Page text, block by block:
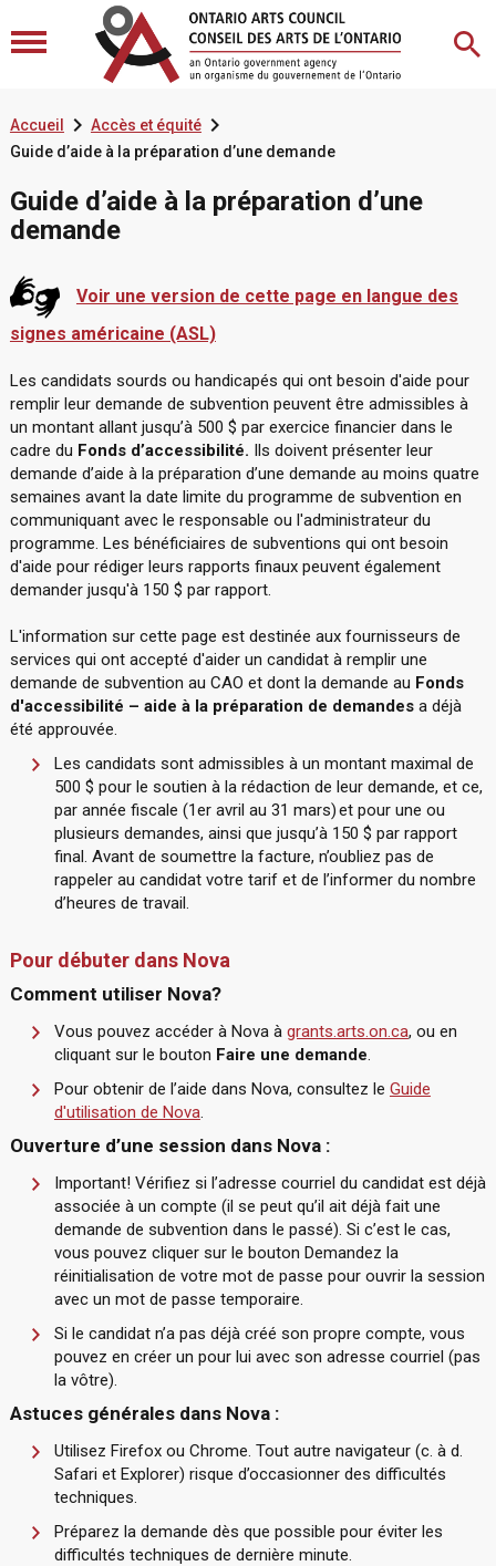
Accueil  Accès et équité
Guide d’aide à la préparation d’une demande
Guide d’aide à la préparation d’une
demande
Voir une version de cette page en langue des
signes américaine (ASL)
Les candidats sourds ou handicapés qui ont besoin d'aide pour
remplir leur demande de subvention peuvent être admissibles à
un montant allant jusqu’à 500 $ par exercice financier dans le
cadre du Fonds d’accessibilité. Ils doivent présenter leur
demande d’aide à la préparation d’une demande au moins quatre
semaines avant la date limite du programme de subvention en
communiquant avec le responsable ou l'administrateur du
programme. Les bénéficiaires de subventions qui ont besoin
d'aide pour rédiger leurs rapports finaux peuvent également
demander jusqu'à 150 $ par rapport.
L'information sur cette page est destinée aux fournisseurs de
services qui ont accepté d'aider un candidat à remplir une
demande de subvention au CAO et dont la demande au Fonds
d'accessibilité – aide à la préparation de demandesa déjà
été approuvée.
Les candidats sont admissibles à un montant maximal de
500 $ pour le soutien à la rédaction de leur demande, et ce,
par année fiscale (1er avril au 31 mars) et pour une ou
plusieurs demandes, ainsi que jusqu’à 150 $ par rapport
final. Avant de soumettre la facture, n’oubliez pas de
rappeler au candidat votre tarif et de l’informer du nombre
d’heures de travail.
Pour débuter dans Nova
Comment utiliser Nova?
Vous pouvez accéder à Nova à grants.arts.on.ca, ou en
cliquant sur le bouton Faire une demande.
Pour obtenir de l’aide dans Nova, consultez le Guide
d'utilisation de Nova.
Ouverture d’une session dans Nova :
Important! Vérifiez si l’adresse courriel du candidat est déjà
associée à un compte (il se peut qu’il ait déjà fait une
demande de subvention dans le passé). Si c’est le cas,
vous pouvez cliquer sur le bouton Demandez la
réinitialisation de votre mot de passe pour ouvrir la session
avec un mot de passe temporaire.
Si le candidat n’a pas déjà créé son propre compte, vous
pouvez en créer un pour lui avec son adresse courriel (pas
la vôtre).
Astuces générales dans Nova :
Utilisez Firefox ou Chrome. Tout autre navigateur (c. à d.
Safari et Explorer) risque d’occasionner des difficultés
techniques.
Préparez la demande dès que possible pour éviter les
difficultés techniques de dernière minute.